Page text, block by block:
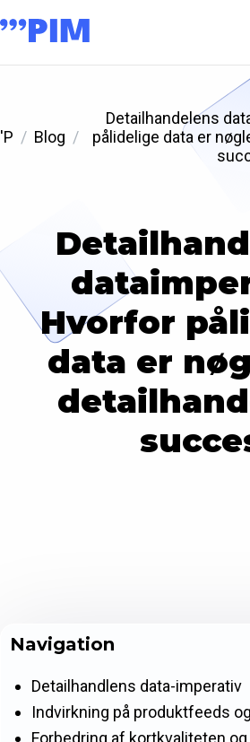
'P Blog
Detailhandelens
pålidelige data er
Hvorfor
data er
Navigation
Detailhandlens data-imperativ
Indvirkning på produktfeeds
Forbedring af kortkvaliteten og